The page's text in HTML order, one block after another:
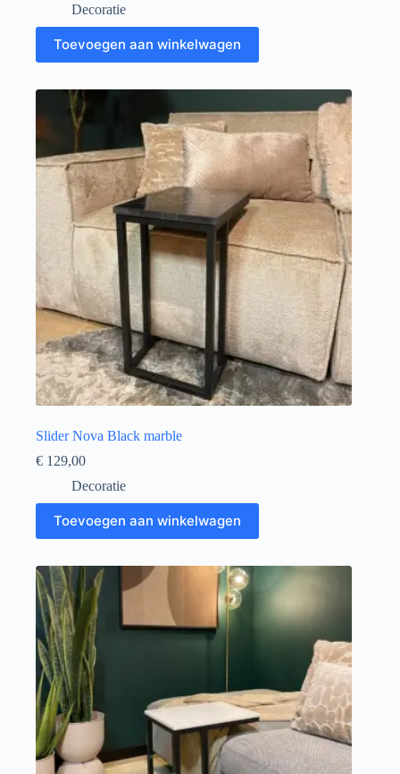
Decoratie
Toevoegen aan winkelwagen
Slider Nova Black marble
€ 129,00
Decoratie
Toevoegen aan winkelwagen